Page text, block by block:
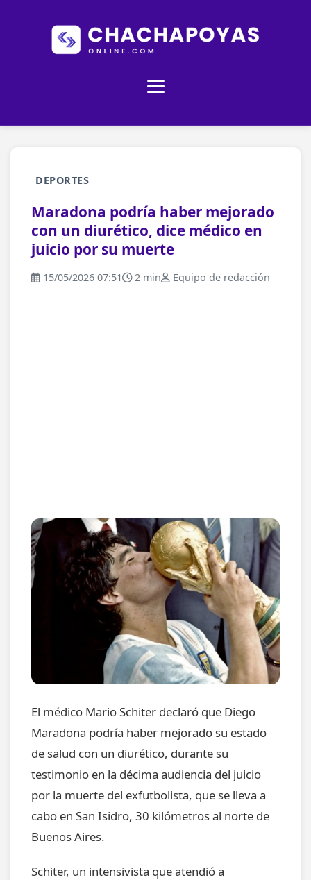
DEPORTES
Maradona podría haber mejorado
con un diurético, dice médico en
juicio por su muerte
15/05/2026 07:51 2 min Equipo de redacción
El médico Mario Schiter declaró que Diego
Maradona podría haber mejorado su estado
de salud con un diurético, durante su
testimonio en la décima audiencia del juicio
por la muerte del exfutbolista, que se lleva a
cabo en San Isidro, 30 kilómetros al norte de
Buenos Aires.
Schiter, un intensivista que atendió a